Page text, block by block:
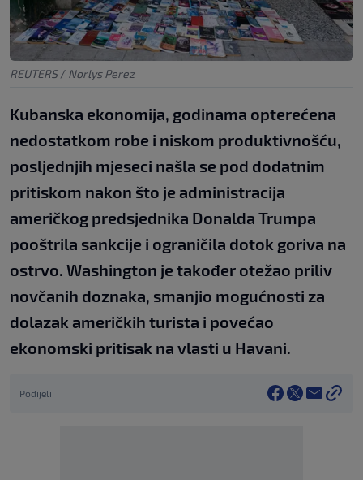
REUTERS / Norlys Perez
Kubanska ekonomija, godinama opterećena
nedostatkom robe i niskom produktivnošću,
posljednjih mjeseci našla se pod dodatnim
pritiskom nakon što je administracija
američkog predsjednika Donalda Trumpa
pooštrila sankcije i ograničila dotok goriva na
ostrvo. Washington je također otežao priliv
novčanih doznaka, smanjio mogućnosti za
dolazak američkih turista i povećao
ekonomski pritisak na vlasti u Havani.
Podijeli